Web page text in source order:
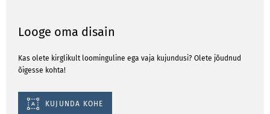
Looge oma disain
Kas olete kirglikult loominguline ega vaja kujundusi? Olete jõudnud
õigesse kohta!
KUJUNDA KOHE